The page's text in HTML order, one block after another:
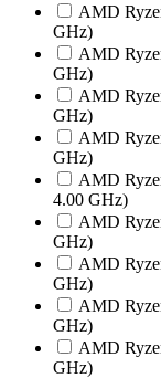
AMD
GHz)
AMD
GHz)
AMD
GHz)
AMD
GHz)
AMD
4.00 GHz)
AMD
GHz)
AMD
GHz)
AMD
GHz)
AMD
GHz)